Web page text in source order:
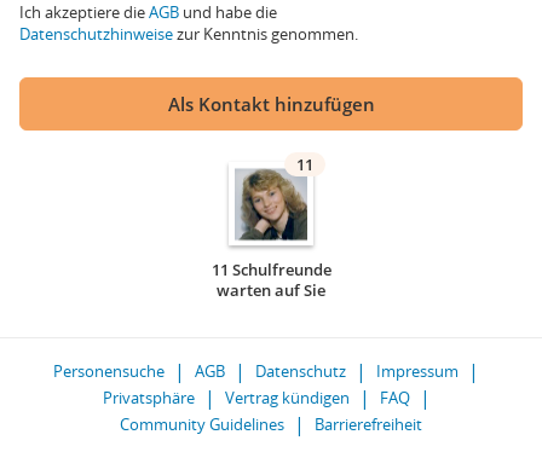
Ich akzeptiere dieAGB und habe die
Datenschutzhinweisezur Kenntnis genommen.
Als Kontakt hinzufügen
11
11 Schulfreunde
warten auf Sie
Personensuche AGB Datenschutz
Impressum
Privatsphäre
Vertrag kündigen
FAQ
Community Guidelines
Barrierefreiheit